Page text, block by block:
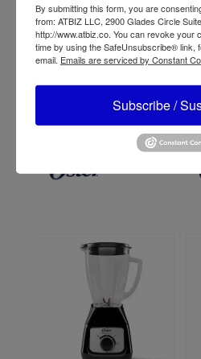
Licuadora Clásica Oster
con Tecnología de Motor
Reversible BLSTBESTE
By submitting this form, you are
from: ATBIZ LLC, 2900 Glades Circle
http://www.atbiz.co. You can revoke your
time by using the SafeUnsubscribe® link,
email. Emails are serviced by Constant
Subscribe /